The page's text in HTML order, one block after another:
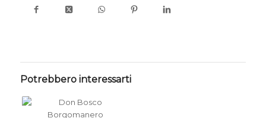
Potrebbero interessarti